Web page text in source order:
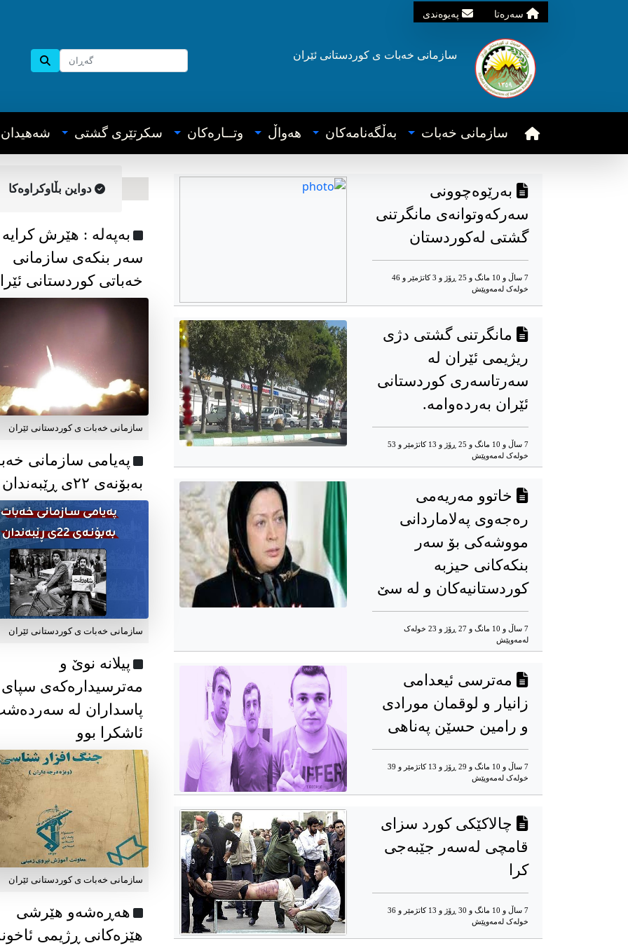
سه‌ره‌تا په‌یوه‌ندی
سازمانی خه‌بات ی کوردستانی ئێران
سازمانی خه‌بات به‌ڵگه‌نامه‌کان هه‌واڵ وتــاره‌کان سکرتێری گشتی شه‌هیدان
بەرێوەچوونی
سه‌رکه‌وتوانه‌ی مانگرتنی
گشتی لەکوردستان
7 ساڵ و 10 مانگ و 25 ڕۆژ و 3 کاتژمێر و 46
خوله‌ک له‌مه‌وپێش‌
مانگرتنی گشتی دژی
ریژیمی ئێران له‌
سه‌رتاسه‌ری کوردستانی
ئێران به‌رده‌وامه.
7 ساڵ و 10 مانگ و 25 ڕۆژ و 13 کاتژمێر و 53
خوله‌ک له‌مه‌وپێش‌
خاتوو مەریەمی
رەجەوی پەلاماردانی
مووشەکی بۆ سەر
بنکەکانی حیزبە
کوردستانیەکان و لە سێ
7 ساڵ و 10 مانگ و 27 ڕۆژ و 23 خوله‌ک
له‌مه‌وپێش‌
مەترسی ئیعدامی
زانیار و لوقمان مورادی
و رامین حسێن پەناهی
7 ساڵ و 10 مانگ و 29 ڕۆژ و 13 کاتژمێر و 39
خوله‌ک له‌مه‌وپێش‌
چالاکێکی کورد سزای
قامچی لەسەر جێبەجی
کرا
7 ساڵ و 10 مانگ و 30 ڕۆژ و 13 کاتژمێر و 36
خوله‌ک له‌مه‌وپێش‌
دواین بڵاوکراوه‌کا
به‌په‌له‌ : هێرش کرایە
سەر بنکەی سازمانی
خەباتی کوردستانی
سازمانی خەبات ی کوردستانی ئێران
پەیامی سازمانی
بەبۆنەی ۲۲ی ڕێبەندان
سازمانی خەبات ی كوردستانی ئێران
پیلانە نوێ و
مەترسیدارەکەی سپای
پاسداران لە
ئاشکرا بوو
سازمانی خەبات ی كوردستانی ئێران
هەڕەشەو هێرشی
هێزەکانی ڕژیمی